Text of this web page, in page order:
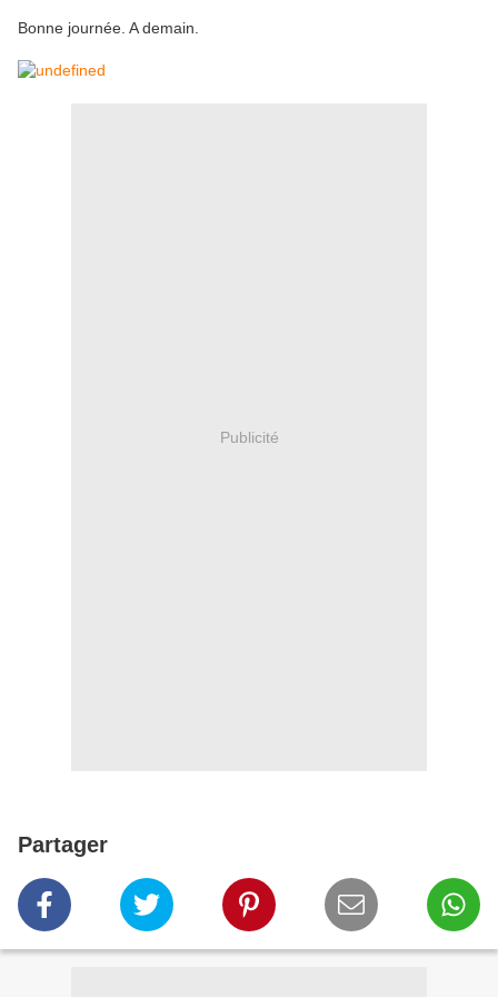
Bonne journée. A demain.
Publicité
Partager